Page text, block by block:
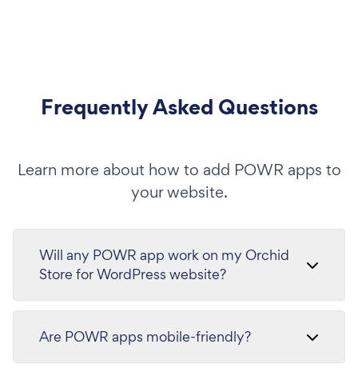
Frequently Asked Questions
Learn more about how to add POWR apps to
your website.
Will any POWR app work on my Orchid
Store for WordPress website?
Are POWR apps mobile-friendly?